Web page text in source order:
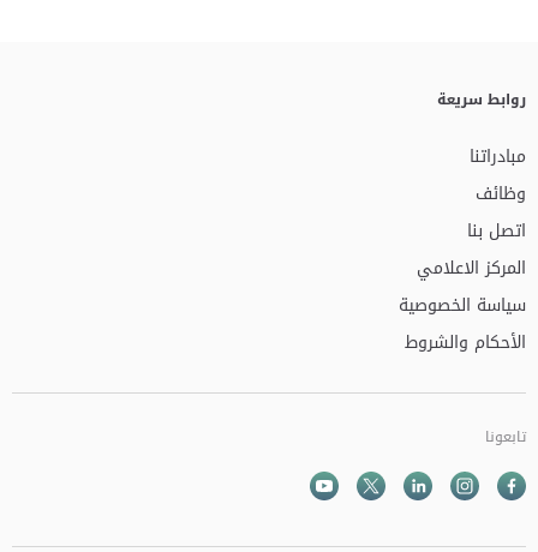
روابط سريعة
مبادراتنا
وظائف
اتصل بنا
المركز الاعلامي
سياسة الخصوصية
الأحكام والشروط
تابعونا
Facebook
Instagramالذهاب الى تم
Twitter
Youtube